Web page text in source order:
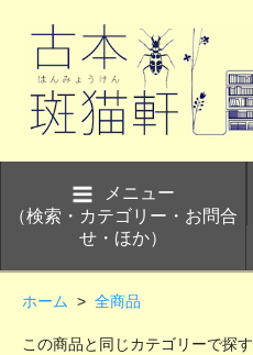
メニュー
（検索・カテゴリー・お問合
せ・ほか）
ホーム > 全商品
この商品と同じカテゴリーで探す